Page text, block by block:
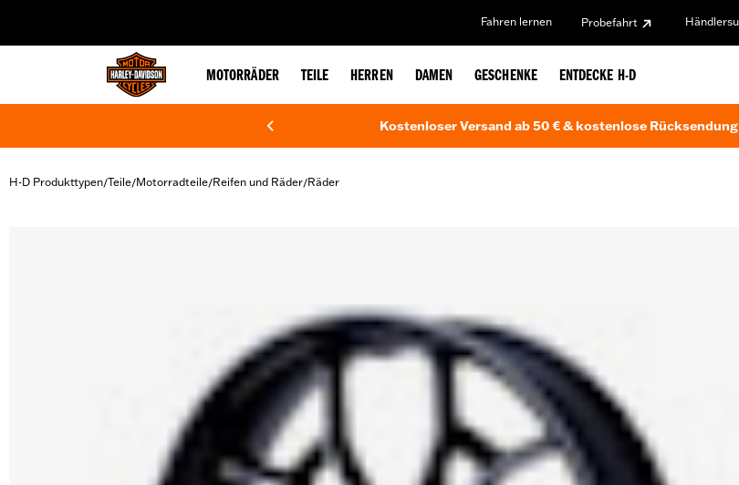
Fahren lernen Probefahrt
MOTORRÄDER TEILE HERREN DAMEN GESCHENKE ENTDECKE H-D
Kostenloser Versand ab 50 € & kostenlose
H-D Produkttypen/Teile/Motorradteile/Reifen und Räder/Räder